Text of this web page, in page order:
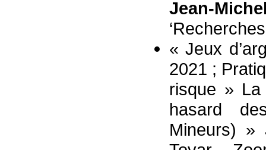
Jean-
« Jeux
2021 ;
risque » La
hasard
Mineurs) »